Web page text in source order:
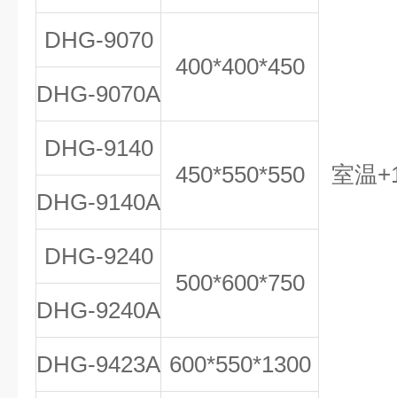
室温
DHG-9070
400*400*450
DHG-9070A
DHG-9140
450*550*550
DHG-9140A
DHG-9240
500*600*750
DHG-9240A
DHG-9423A 600*550*1300